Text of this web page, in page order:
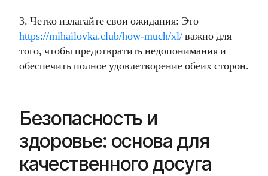
3. Четко излагайте свои ожидания: Это
https://mihailovka.club/how-much/xl/важно для
того, чтобы предотвратить недопонимания и
обеспечить полное удовлетворение обеих сторон.
Безопасность и
здоровье: основа для
качественного досуга